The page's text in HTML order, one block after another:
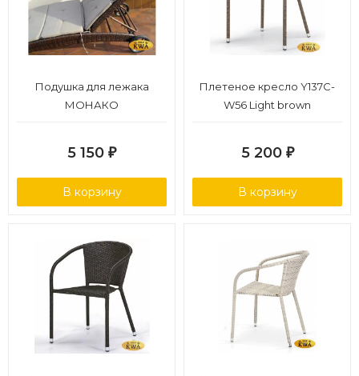
Подушка для лежака
МОНАКО
5 150 ₽
В корзину
Плетеное кресло Y137C-
W56 Light brown
5 200 ₽
В корзину